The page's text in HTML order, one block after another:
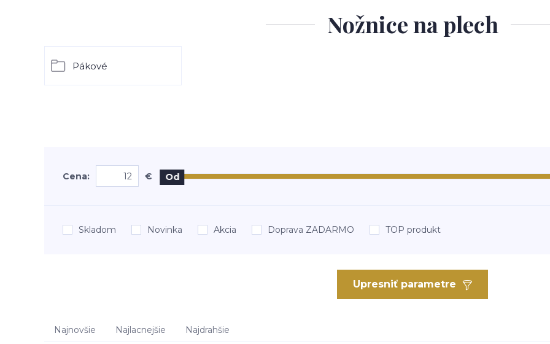
Nožnice na plech
Pákové
Upresniť parametre
Cena: € Od
Skladom Novinka Akcia Doprava ZADARMO TOP produkt
Najnovšie Najlacnejšie Najdrahšie